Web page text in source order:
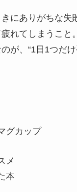
にありがちな失
れてしまうこと。
が、“1日1つだけ
グカップ
メ
本